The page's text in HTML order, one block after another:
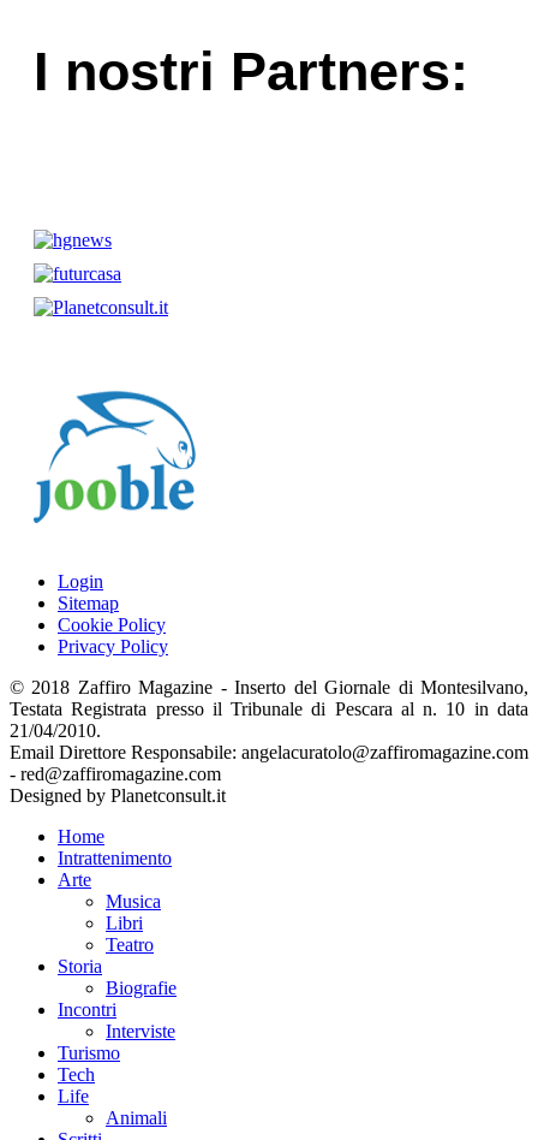
I nostri Partners:
Login
Sitemap
Cookie Policy
Privacy Policy
© 2018 Zaffiro Magazine - Inserto del Giornale di Montesilvano,
Testata Registrata presso il Tribunale di Pescara al n. 10 in data
21/04/2010.
Email Direttore Responsabile: angelacuratolo@zaffiromagazine.com
- red@zaffiromagazine.com
Designed by Planetconsult.it
Home
Intrattenimento
Arte
Musica
Libri
Teatro
Storia
Biografie
Incontri
Interviste
Turismo
Tech
Life
Animali